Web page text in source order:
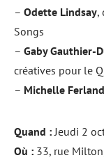
– Odette Lindsay,
Songs
– Gaby Gauthier-
créatives pour le
– Michelle Ferland
Quand :Jeudi 2
Où : 33, rue